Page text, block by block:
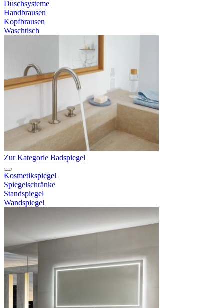
Duschsysteme
Handbrausen
Kopfbrausen
Waschtisch
Zur Kategorie Badspiegel
Kosmetikspiegel
Spiegelschränke
Standspiegel
Wandspiegel